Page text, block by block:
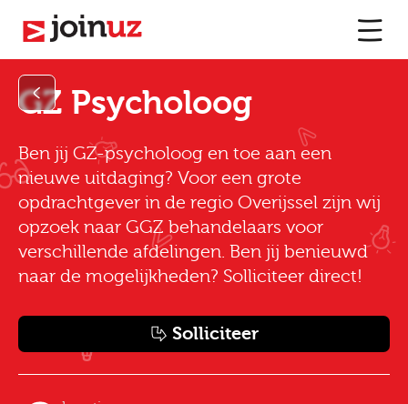
GZ Psycholoog
Ben jij GZ-psycholoog en toe aan een
nieuwe uitdaging? Voor een grote
opdrachtgever in de regio Overijssel zijn wij
opzoek naar GGZ behandelaars voor
verschillende afdelingen. Ben jij benieuwd
naar de mogelijkheden? Solliciteer direct!
Solliciteer